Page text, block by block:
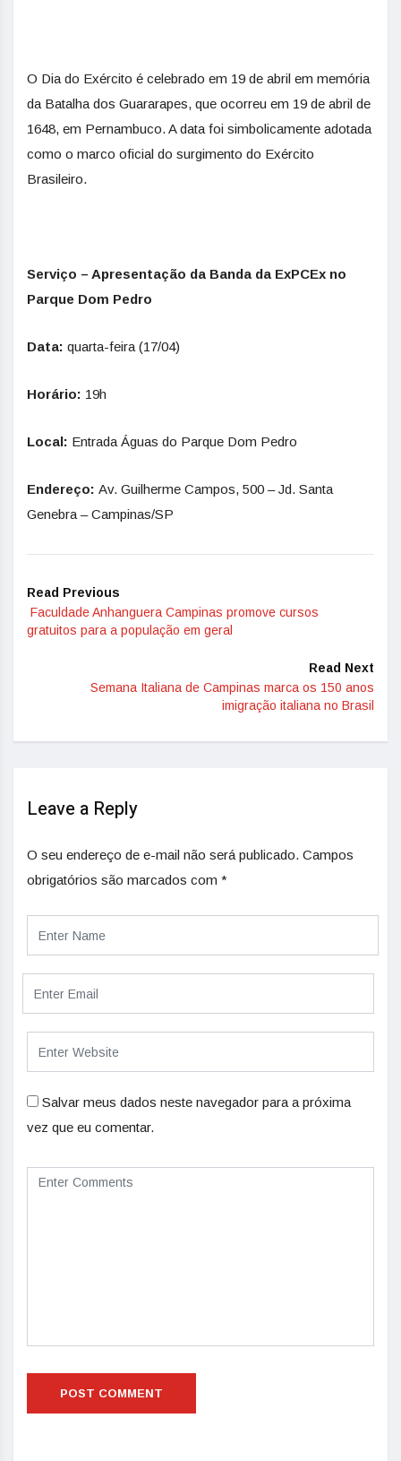
O Dia do Exército é celebrado em 19 de abril em memória
da Batalha dos Guararapes, que ocorreu em 19 de abril de
1648, em Pernambuco. A data foi simbolicamente adotada
como o marco oficial do surgimento do Exército
Brasileiro.
Serviço – Apresentação da Banda da ExPCEx no
Parque Dom Pedro
Data: quarta-feira (17/04)
Horário: 19h
Local: Entrada Águas do Parque Dom Pedro
Endereço: Av. Guilherme Campos, 500 – Jd. Santa
Genebra – Campinas/SP
Read Previous
Faculdade Anhanguera Campinas promove cursos
gratuitos para a população em geral
Read Next
Semana Italiana de Campinas marca os 150 anos
imigração italiana no Brasil
Leave a Reply
O seu endereço de e-mail não será publicado. Campos
obrigatórios são marcados com *
Salvar meus dados neste navegador para a próxima
vez que eu comentar.